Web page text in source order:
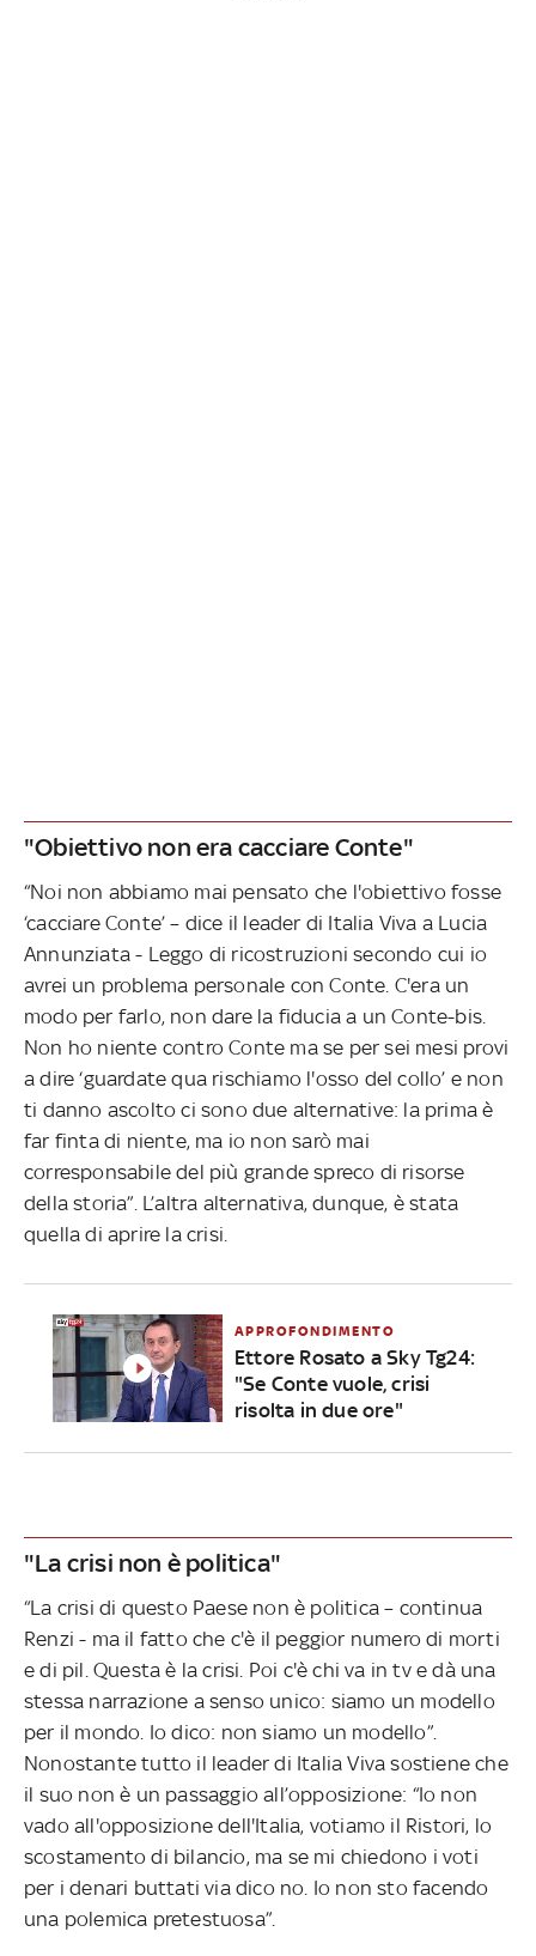
"Obiettivo non era cacciare Conte"
“Noi non abbiamo mai pensato che l'obiettivo fosse
‘cacciare Conte’ – dice il leader di Italia Viva a Lucia
Annunziata - Leggo di ricostruzioni secondo cui io
avrei un problema personale con Conte. C'era un
modo per farlo, non dare la fiducia a un Conte-bis.
Non ho niente contro Conte ma se per sei mesi provi
a dire ‘guardate qua rischiamo l'osso del collo’ e non
ti danno ascolto ci sono due alternative: la prima è
far finta di niente, ma io non sarò mai
corresponsabile del più grande spreco di risorse
della storia”. L’altra alternativa, dunque, è stata
quella di aprire la crisi.
APPROFONDIMENTO
Ettore Rosato a Sky Tg24:
"Se Conte vuole, crisi
risolta in due ore"
"La crisi non è politica"
“La crisi di questo Paese non è politica – continua
Renzi - ma il fatto che c'è il peggior numero di morti
e di pil. Questa è la crisi. Poi c'è chi va in tv e dà una
stessa narrazione a senso unico: siamo un modello
per il mondo. Io dico: non siamo un modello”.
Nonostante tutto il leader di Italia Viva sostiene che
il suo non è un passaggio all’opposizione: “Io non
vado all'opposizione dell'Italia, votiamo il Ristori, lo
scostamento di bilancio, ma se mi chiedono i voti
per i denari buttati via dico no. Io non sto facendo
una polemica pretestuosa”.